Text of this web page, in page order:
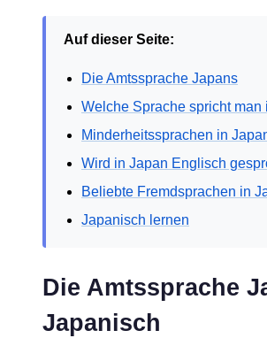
Auf dieser Seite:
Die Amtssprache Japans
Welche Sprache spricht man
Minderheitssprachen in
Wird in Japan Englisch
Beliebte Fremdsprachen in
Japanisch lernen
Die Amtssprache
Japanisch